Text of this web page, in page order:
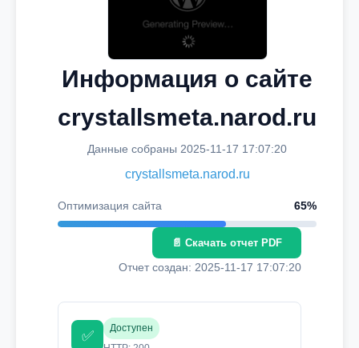
Информация о сайте
crystallsmeta.narod.ru
Данные собраны 2025-11-17 17:07:20
crystallsmeta.narod.ru
Оптимизация сайта 65%
📄 Скачать отчет PDF
Отчет создан: 2025-11-17 17:07:20
✅
Доступен